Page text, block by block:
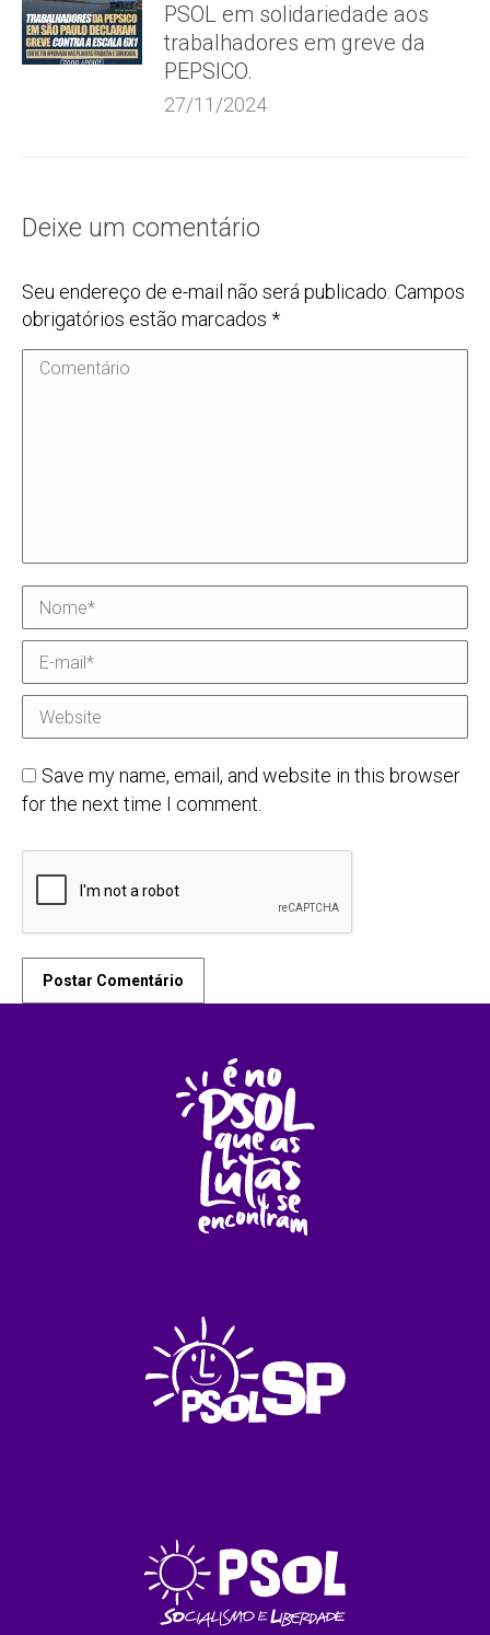
PSOL em solidariedade aos
trabalhadores em greve da
PEPSICO.
27/11/2024
Deixe um comentário
Seu endereço de e-mail não será publicado. Campos
obrigatórios estão marcados *
Comentário
Nome *
E-mail *
Website
Save my name, email, and website in this browser
for the next time I comment.
Postar Comentário